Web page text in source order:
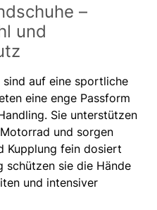
–
und
auf eine sportliche
eine enge Passform
Sie unterstützen
und sorgen
Kupplung fein dosiert
schützen sie die Hände
und intensiver